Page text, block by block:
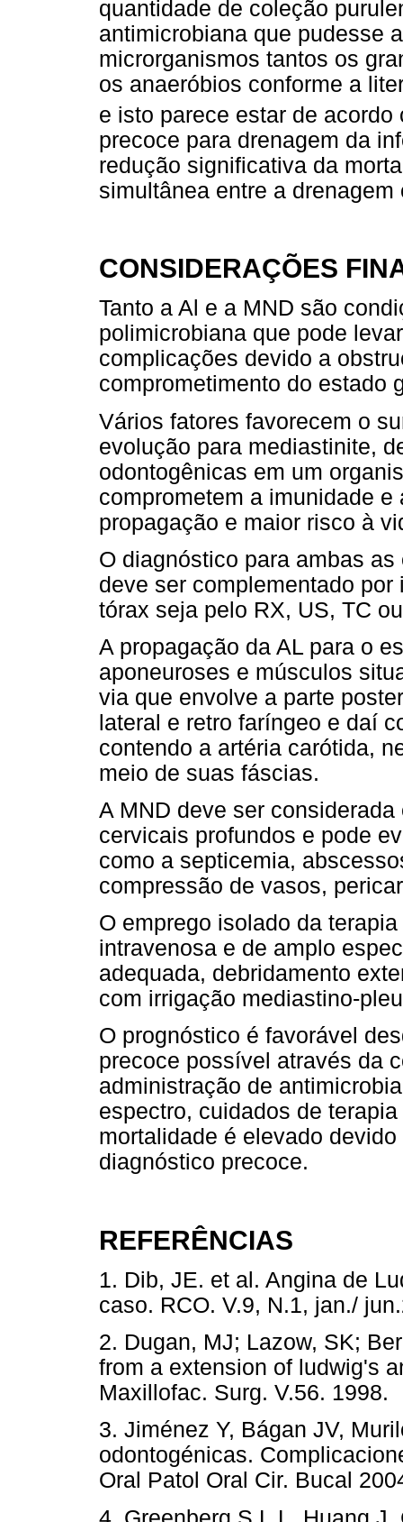
quantidade de coleção
antimicrobiana que pudesse
microrganismos tantos os
os anaeróbios conforme a
e isto parece estar de
precoce para drenagem da
redução significativa da
simultânea entre a
CONSIDERAÇÕES
Tanto a Al e a MND são
polimicrobiana que pode
complicações devido a
comprometimento do estado
Vários fatores favorecem o
evolução para mediastinite,
odontogênicas em um
comprometem a imunidade
propagação e maior risco à
O diagnóstico para ambas
deve ser complementado
tórax seja pelo RX, US, TC
A propagação da AL para o
aponeuroses e músculos
via que envolve a parte
lateral e retro faríngeo e daí
contendo a artéria carótida,
meio de suas fáscias.
A MND deve ser
cervicais profundos e pode
como a septicemia,
compressão de vasos,
O emprego isolado da
intravenosa e de amplo
adequada, debridamento
com irrigação mediastino-
O prognóstico é favorável
precoce possível através da
administração de
espectro, cuidados de
mortalidade é elevado
diagnóstico precoce.
REFERÊNCIAS
1. Dib, JE. et al. Angina de
caso. RCO. V.9, N.1,
2. Dugan, MJ; Lazow, SK;
from a extension of ludwig's
Maxillofac. Surg. V.56. 1998.
3. Jiménez Y, Bágan JV,
odontogénicas.
Oral Patol Oral Cir. Bucal